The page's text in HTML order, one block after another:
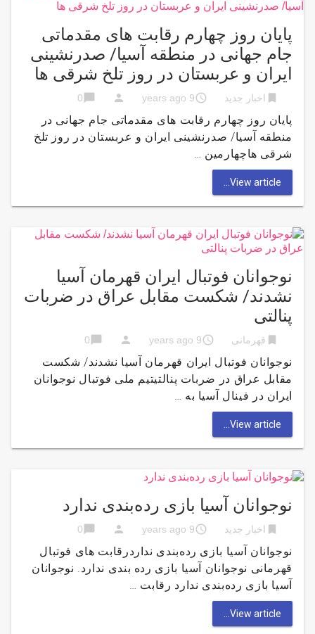
پایان روز چهارم رقابت های مقدماتی
جام جهانی در منطقه آسیا/ صدرنشینی
ایران و عربستان در روز تلخ شرقی ها
bookmark اخبار جدید access_time
9 years ago
person
chat_bubble
0
پایان روز چهارم رقابت های مقدماتی جام جهانی در
منطقه آسیا/ صدرنشینی ایران و عربستان در روز تلخ
شرقی هاچهارمین …
View article...
نوجوانان فوتبال ایران قهرمان آسیا
نشدند/ شکست مقابل عراق در ضربات
پنالتی
bookmark قهرمانی access_time
9 years ago
person
chat_bubble
0
نوجوانان فوتبال ایران قهرمان آسیا نشدند/ شکست
مقابل عراق در ضربات پنالتیتیم ملی فوتبال نوجوانان
ایران در فینال آسیا به …
View article...
نوجوانان آسیا بازی رده‌بندی ندارد
bookmark اخبار جدید access_time
9 years ago
person
chat_bubble
0
نوجوانان آسیا بازی رده‌بندی نداردرقابت های فوتبال
قهرمانی نوجوانان آسیا بازی رده بندی ندارد. نوجوانان
آسیا بازی رده‌بندی ندارد رقابت …
View article...